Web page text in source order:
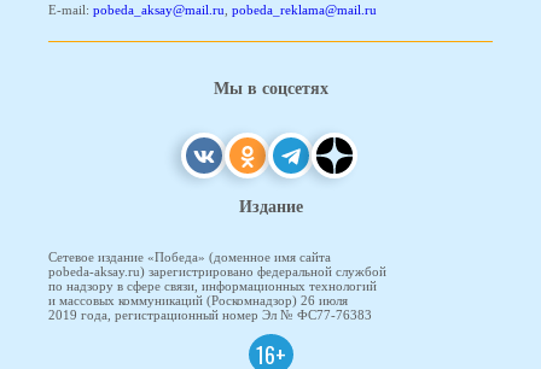
E-mail: pobeda_aksay@mail.ru, pobeda_reklama@mail.ru
Мы в соцсетях
Издание
Сетевое издание «Победа» (доменное имя сайта
pobeda-aksay.ru) зарегистрировано федеральной службой
по надзору в сфере связи, информационных технологий
и массовых коммуникаций (Роскомнадзор) 26 июля
2019 года, регистрационный номер Эл № ФС77-76383
16+